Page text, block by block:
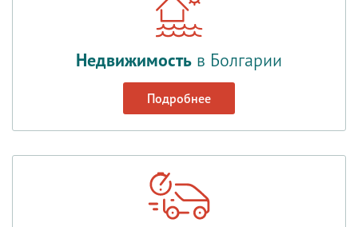
Недвижимость в Болгарии
Подробнее